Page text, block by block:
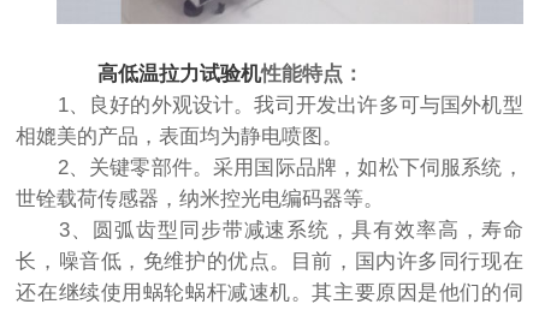
高低温拉力试验机性能特点：
1、良好的外观设计。我司开发出许多可与国外机型
相媲美的产品，表面均为静电喷图。
2、关键零部件。采用国际品牌，如松下伺服系统，
世铨载荷传感器，纳米控光电编码器等。
3、圆弧齿型同步带减速系统，具有效率高，寿命
长，噪音低，免维护的优点。目前，国内许多同行现在
还在继续使用蜗轮蜗杆减速机。其主要原因是他们的伺